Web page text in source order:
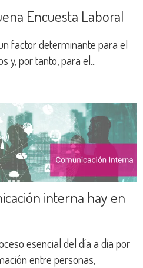
Encuesta Laboral
factor determinante para el
y, por tanto, para el...
interna hay en
esencial del día a día por
entre personas,